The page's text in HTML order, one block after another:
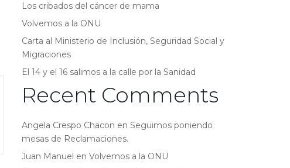
Los cribados del cáncer de mama
Volvemos a la ONU
Carta al Ministerio de Inclusión, Seguridad Social y
Migraciones
El 14 y el 16 salimos a la calle por la Sanidad
Recent Comments
Angela Crespo Chacon enSeguimos poniendo
mesas de Reclamaciones.
Juan Manuel enVolvemos a la ONU